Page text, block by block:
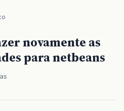
novamente as
para netbeans